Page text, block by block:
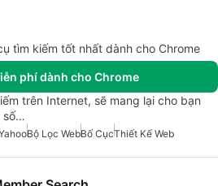
tìm kiếm tốt nhất dành cho Chrome
phí dành cho Chrome
trên Internet, sẽ mang lại cho bạn
số…
Bộ Lọc WebBố CụcThiết Kế Web